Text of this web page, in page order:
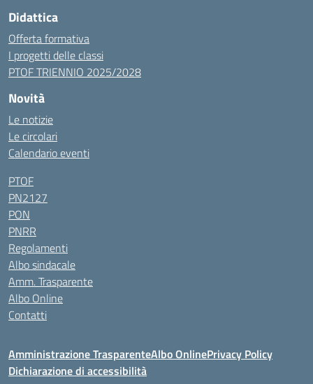
Didattica
Offerta formativa
I progetti delle classi
PTOF TRIENNIO 2025/2028
Novità
Le notizie
Le circolari
Calendario eventi
PTOF
PN2127
PON
PNRR
Regolamenti
Albo sindacale
Amm. Trasparente
Albo Online
Contatti
Amministrazione TrasparenteAlbo OnlinePrivacy Policy
Dichiarazione di accessibilità